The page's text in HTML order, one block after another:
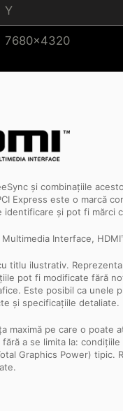
Y
7680x4320
și combinațiile
Express este o marcă
și pot fi mărci
Interface,
titlu ilustrativ.
pot fi modificate fără
Este posibil ca unele
și specificațiile detaliate.
maximă pe care o poate
a se limita la:
Graphics Power)